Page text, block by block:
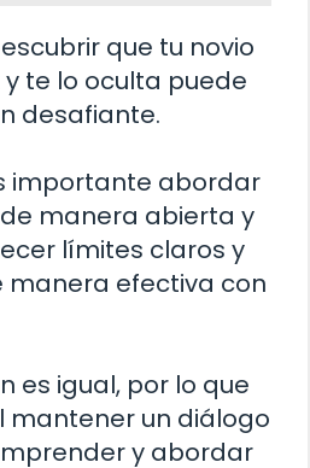
que tu novio
te lo oculta puede
desafiante.
importante abordar
manera abierta y
límites claros y
manera efectiva con
es igual, por lo que
mantener un diálogo
y abordar